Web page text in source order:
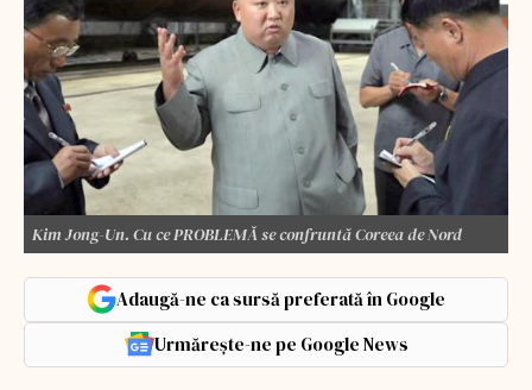
Kim Jong-Un. Cu ce PROBLEMĂ se confruntă Coreea de Nord
Adaugă-ne ca sursă preferată în Google
Urmărește-ne pe Google News